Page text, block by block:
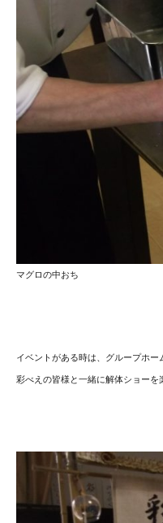
マグロの中おち
イベントがある時は、グループホー
彩べえの皆様と一緒に解体ショーを